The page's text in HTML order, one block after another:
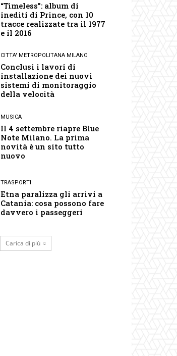
“Timeless”: album di
inediti di Prince, con 10
tracce realizzate tra il 1977
e il 2016
CITTA' METROPOLITANA MILANO
Conclusi i lavori di
installazione dei nuovi
sistemi di monitoraggio
della velocità
MUSICA
Il 4 settembre riapre Blue
Note Milano. La prima
novità è un sito tutto
nuovo
TRASPORTI
Etna paralizza gli arrivi a
Catania: cosa possono fare
davvero i passeggeri
Carica di più